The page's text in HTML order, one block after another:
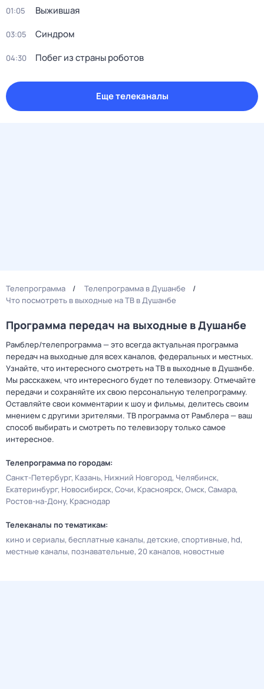
01:05 Выжившая
03:05 Синдром
04:30 Побег из страны роботов
Еще телеканалы
Телепрограмма
Телепрограмма в Душанбе
Что посмотреть в выходные на ТВ в Душанбе
Программа передач на выходные в Душанбе
Рамблер/телепрограмма — это всегда актуальная программа
передач на выходные для всех каналов, федеральных и местных.
Узнайте, что интересного смотреть на ТВ в выходные в Душанбе.
Мы расскажем, что интересного будет по телевизору. Отмечайте
передачи и сохраняйте их свою персональную телепрограмму.
Оставляйте свои комментарии к шоу и фильмы, делитесь своим
мнением с другими зрителями. ТВ программа от Рамблера — ваш
способ выбирать и смотреть по телевизору только самое
интересное.
Телепрограмма по городам:
Санкт-Петербург Казань Нижний Новгород Челябинск
Екатеринбург Новосибирск Сочи Красноярск Омск Самара
Ростов-на-Дону Краснодар
Телеканалы по тематикам:
кино и сериалы бесплатные каналы детские спортивные hd
местные каналы познавательные 20 каналов новостные